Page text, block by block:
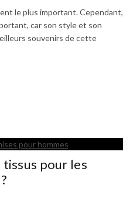
le plus important. Cependant,
car son style et son
souvenirs de cette
pour les